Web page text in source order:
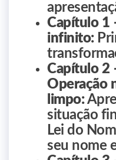
Capítulo 1
infinito:
Capítulo 2
Operação
limpo:
situação
Lei do
seu nome